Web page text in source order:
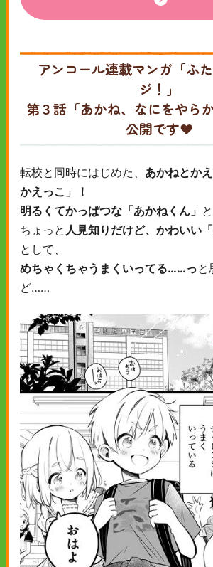
アンコール連載マンガ「ふ
ジ！」
第３話「あかね、なにをやら
公開です❤
転校と同時にはじめた、 あかねとか
かえっこ」！
明るくてかっぱつな「あかねくん」 と
ちょっと 人見知りだけど、かわいい
として、
めちゃくちゃうまくいってる……っと
ど……